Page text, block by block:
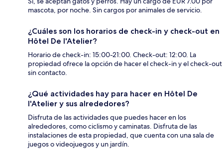
mascota, por noche. Sin cargos por animales de servicio.
¿Cuáles son los horarios de check-in y check-out en
Hôtel De l'Atelier?
Horario de check-in: 15:00-21:00. Check-out: 12:00. La
propiedad ofrece la opción de hacer el check-in y el check-out
sin contacto.
¿Qué actividades hay para hacer en Hôtel De
l'Atelier y sus alrededores?
Disfruta de las actividades que puedes hacer en los
alrededores, como ciclismo y caminatas. Disfruta de las
instalaciones de esta propiedad, que cuenta con una sala de
juegos o videojuegos y un jardín.